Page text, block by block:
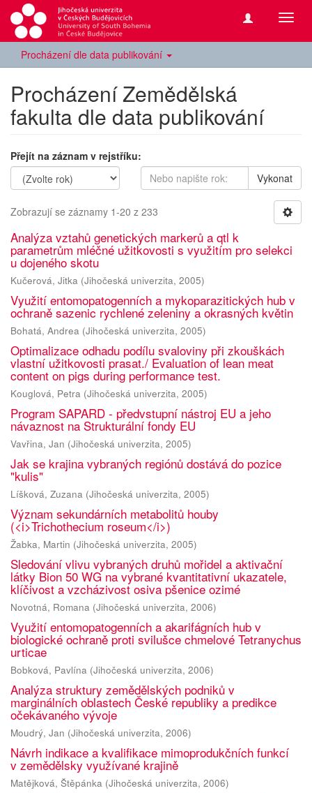
Procházení dle data publikování
Procházení Zemědělská
fakulta dle data publikování
Přejít na záznam v rejstříku:
Vykonat
Zobrazují se záznamy 1-20 z 233
Analýza vztahů genetických markerů a qtl k
parametrům mléčné užitkovosti s využitím pro selekci
u dojeného skotu
Kučerová, Jitka (Jihočeská univerzita, 2005)
Využití entomopatogenních a mykoparazitických hub v
ochraně sazenic rychlené zeleniny a okrasných květin
Bohatá, Andrea (Jihočeská univerzita, 2005)
Optimalizace odhadu podílu svaloviny při zkouškách
vlastní užitkovosti prasat./ Evaluation of lean meat
content on pigs during performance test.
Kouglová, Petra (Jihočeská univerzita, 2005)
Program SAPARD - předvstupní nástroj EU a jeho
návaznost na Strukturální fondy EU
Vavřina, Jan (Jihočeská univerzita, 2005)
Jak se krajina vybraných regiónů dostává do pozice
"kulis"
Líšková, Zuzana (Jihočeská univerzita, 2005)
Význam sekundárních metabolitů houby
(<i>Trichothecium roseum</i>)
Žabka, Martin (Jihočeská univerzita, 2005)
Sledování vlivu vybraných druhů mořidel a aktivační
látky Bion 50 WG na vybrané kvantitativní ukazatele,
klíčivost a vzcházivost osiva pšenice ozimé
Novotná, Romana (Jihočeská univerzita, 2006)
Využití entomopatogenních a akarifágních hub v
biologické ochraně proti svilušce chmelové Tetranychus
urticae
Bobková, Pavlína (Jihočeská univerzita, 2006)
Analýza struktury zemědělských podniků v
marginálních oblastech České republiky a predikce
očekávaného vývoje
Moudrý, Jan (Jihočeská univerzita, 2006)
Návrh indikace a kvalifikace mimoprodukčních funkcí
v zemědělsky využívané krajině
Matějková, Štěpánka (Jihočeská univerzita, 2006)